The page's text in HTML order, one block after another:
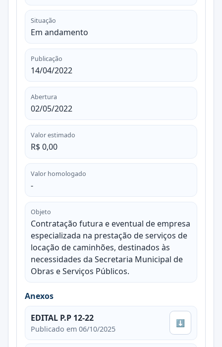
Situação
Em andamento
Publicação
14/04/2022
Abertura
02/05/2022
Valor estimado
R$ 0,00
Valor homologado
-
Objeto
Contratação futura e eventual de empresa
especializada na prestação de serviços de
locação de caminhões, destinados às
necessidades da Secretaria Municipal de
Obras e Serviços Públicos.
Anexos
EDITAL P.P 12-22
Publicado em 06/10/2025
⬇